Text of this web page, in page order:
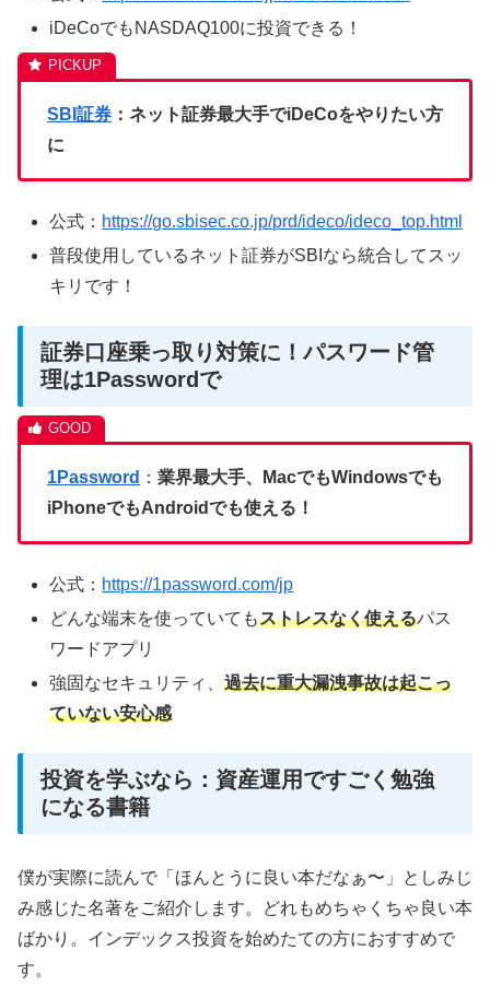
iDeCoでもNASDAQ100に投資できる！
SBI証券 ：ネット証券最大手でiDeCoをやりたい方
に
公式： https://go.sbisec.co.jp/prd/ideco/ideco_top.html
普段使用しているネット証券がSBIなら統合してスッ
キリです！
証券口座乗っ取り対策に！パスワード管
理は1Passwordで
1Password ： 業界最大手、MacでもWindowsでも
iPhoneでもAndroidでも使える！
公式： https://1password.com/jp
どんな端末を使っていてもストレスなく使えるパス
ワードアプリ
強固なセキュリティ、過去に重大漏洩事故は起こっ
ていない安心感
投資を学ぶなら：資産運用ですごく勉強
になる書籍
僕が実際に読んで「ほんとうに良い本だなぁ〜」としみじ
み感じた名著をご紹介します。どれもめちゃくちゃ良い本
ばかり。インデックス投資を始めたての方におすすめで
す。